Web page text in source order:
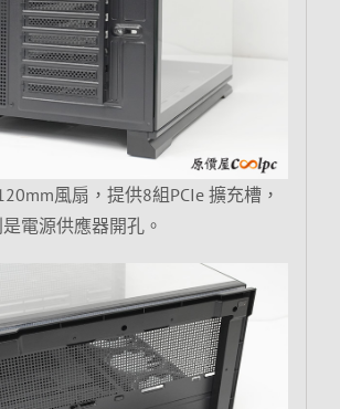
風扇，提供8組PCIe 擴充槽，
電源供應器開孔。